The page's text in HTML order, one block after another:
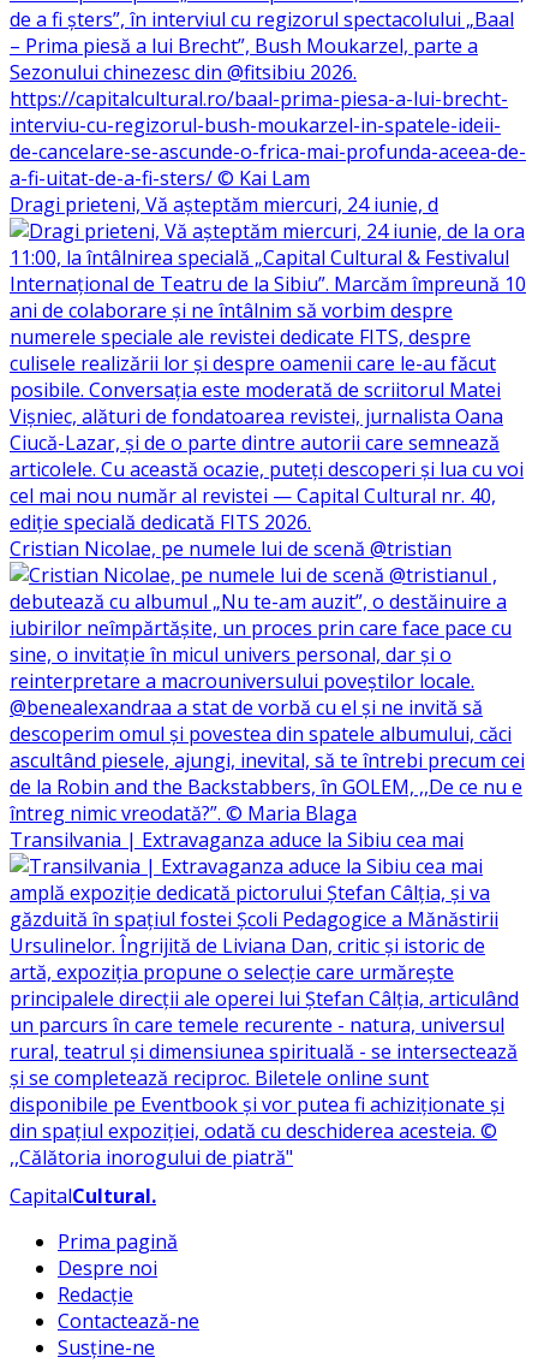
Dragi prieteni, Vă așteptăm miercuri, 24 iunie, d
Cristian Nicolae, pe numele lui de scenă @tristian
Transilvania | Extravaganza aduce la Sibiu cea mai
CapitalCultural.
Prima pagină
Despre noi
Redacție
Contactează-ne
Susține-ne